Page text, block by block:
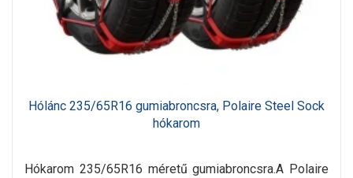
Hólánc 235/65R16 gumiabroncsra, Polaire Steel Sock
hókarom
Hókarom 235/65R16 méretű gumiabroncsra.A Polaire